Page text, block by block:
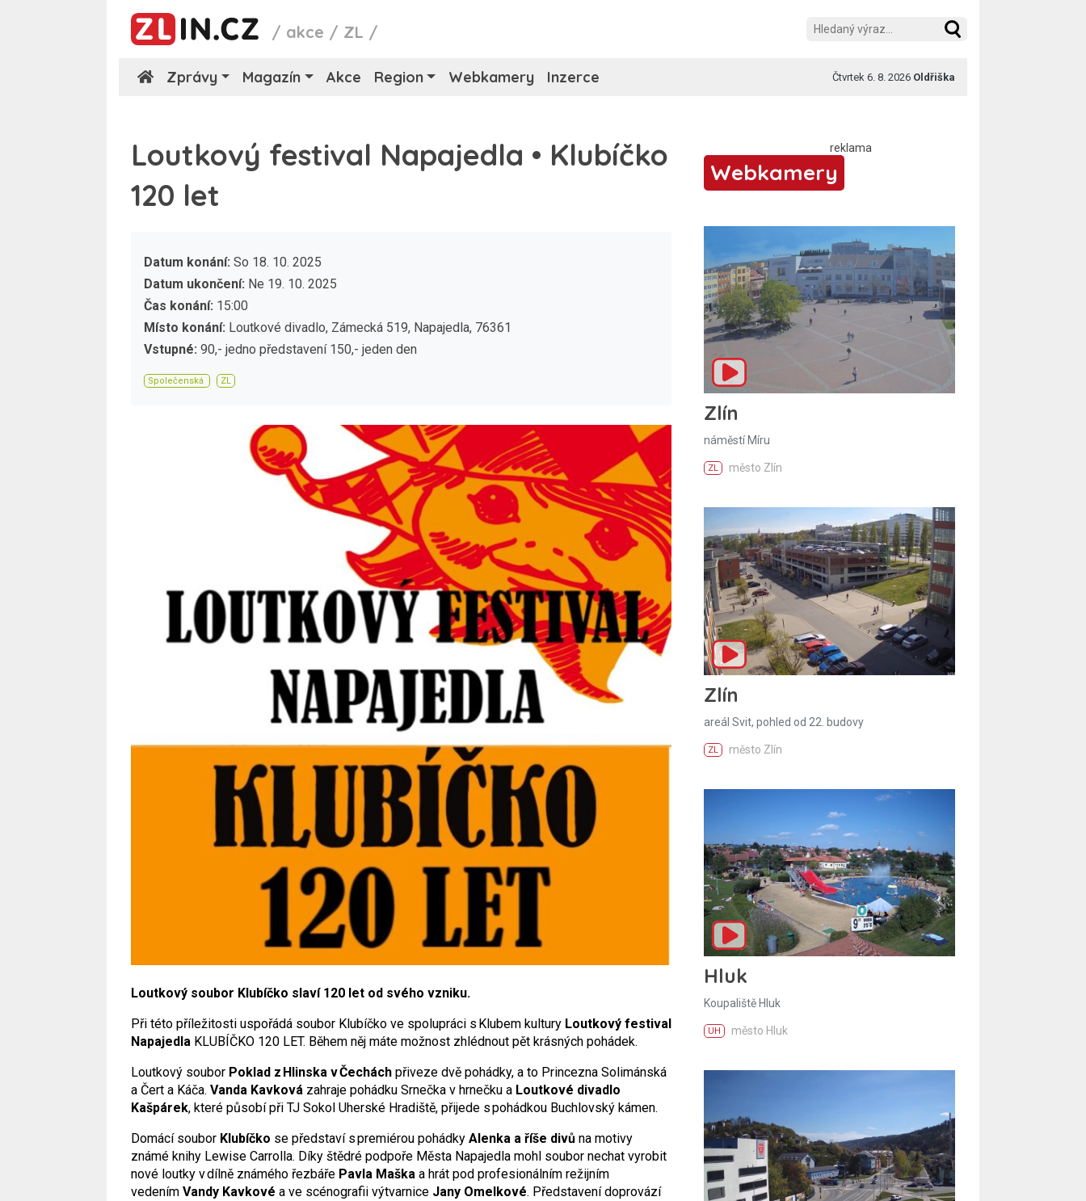
/ akce / ZL /
Zprávy Magazín Akce Region Webkamery Inzerce Čtvrtek 6. 8. 2026 Oldřiška
Loutkový festival Napajedla • Klubíčko
120 let
Datum konání: So 18. 10. 2025
Datum ukončení: Ne 19. 10. 2025
Čas konání: 15:00
Místo konání: Loutkové divadlo, Zámecká 519‎, Napajedla, 76361
Vstupné: 90,- jedno představení 150,- jeden den
Společenská ZL
Loutkový soubor Klubíčko slaví 120 let od svého vzniku.
Při této příležitosti uspořádá soubor Klubíčko ve spolupráci s Klubem kultury Loutkový festival
Napajedla KLUBÍČKO 120 LET. Během něj máte možnost zhlédnout pět krásných pohádek.
Loutkový soubor Poklad z Hlinska v Čechách přiveze dvě pohádky, a to Princezna Solimánská
a Čert a Káča. Vanda Kavková zahraje pohádku Srnečka v hrnečku a Loutkové divadlo
Kašpárek, které působí při TJ Sokol Uherské Hradiště, přijede s pohádkou Buchlovský kámen.
Domácí soubor Klubíčko se představí s premiérou pohádky Alenka a říše divů na motivy
známé knihy Lewise Carrolla. Díky štědré podpoře Města Napajedla mohl soubor nechat vyrobit
nové loutky v dílně známého řezbáře Pavla Maška a hrát pod profesionálním režijním
vedením Vandy Kavkové a ve scénografii výtvarnice Jany Omelkové. Představení doprovází
Webkamery
Zlín
náměstí Míru
ZL město Zlín
Zlín
areál Svit, pohled od 22. budovy
ZL město Zlín
Hluk
Koupaliště Hluk
UH město Hluk